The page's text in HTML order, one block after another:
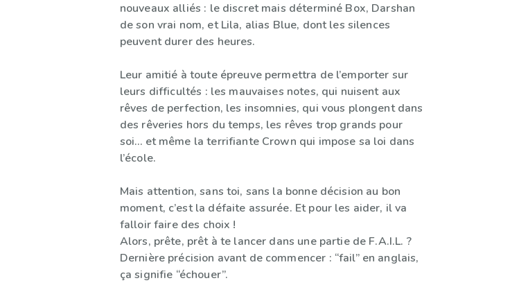
nouveaux alliés : le discret mais déterminé Box, Darshan
de son vrai nom, et Lila, alias Blue, dont les silences
peuvent durer des heures.
Leur amitié à toute épreuve permettra de l’emporter sur
leurs difficultés : les mauvaises notes, qui nuisent aux
rêves de perfection, les insomnies, qui vous plongent dans
des rêveries hors du temps, les rêves trop grands pour
soi… et même la terrifiante Crown qui impose sa loi dans
l’école.
Mais attention, sans toi, sans la bonne décision au bon
moment, c’est la défaite assurée. Et pour les aider, il va
falloir faire des choix !
Alors, prête, prêt à te lancer dans une partie de F.A.I.L. ?
Dernière précision avant de commencer : “fail” en anglais,
ça signifie “échouer”.